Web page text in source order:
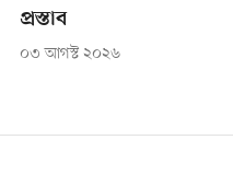
প্রস্তাব
০৩ আগস্ট ২০২৬